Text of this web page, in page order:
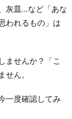
灰皿…など「あな
われるもの」は
ませんか？「こ
ん。
一度確認してみ